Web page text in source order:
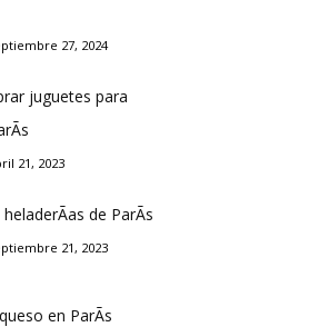
27, 2024
juguetes para
21, 2023
de ParÃ­s
21, 2023
en ParÃ­s